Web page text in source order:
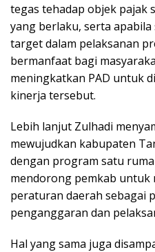
tegas tehadap objek pajak
yang berlaku, serta apabila
target dalam pelaksanan
bermanfaat bagi
meningkatkan PAD untuk
kinerja tersebut.
Lebih lanjut Zulhadi
mewujudkan kabupaten
dengan program satu
mendorong pemkab untuk
peraturan daerah sebagai
penganggaran dan
Hal yang sama juga